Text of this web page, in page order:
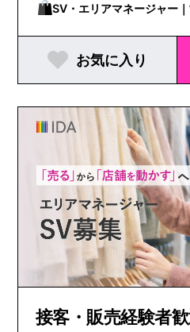
SV・エリアマネージャー
お気に入り
接客・販売経験者